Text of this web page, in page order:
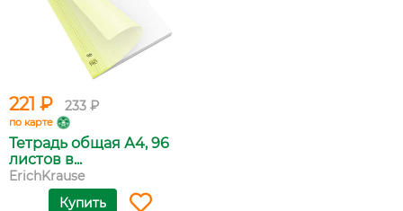
221 ₽ 233 ₽
по карте
Тетрадь общая А4, 96
листов в...
ErichKrause
Купить